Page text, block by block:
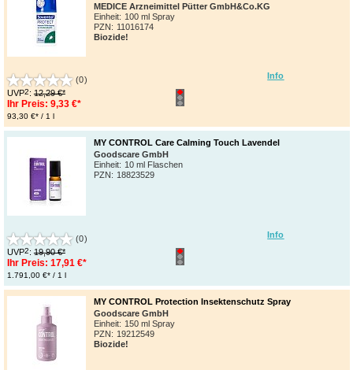
Info
MEDICE Arzneimittel Pütter GmbH&Co.KG
Einheit: 100 ml Spray
PZN: 11016174
Biozide!
(0)
UVP2: 12,29 €*
Ihr Preis: 9,33 €*
93,30 €* / 1 l
Info
MY CONTROL Care Calming Touch Lavendel
Goodscare GmbH
Einheit: 10 ml Flaschen
PZN: 18823529
(0)
UVP2: 19,90 €*
Ihr Preis: 17,91 €*
1.791,00 €* / 1 l
MY CONTROL Protection Insektenschutz Spray
Goodscare GmbH
Einheit: 150 ml Spray
PZN: 19212549
Biozide!